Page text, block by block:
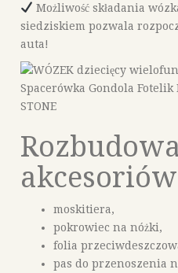
Możliwość składania
siedziskiem pozwala
auta!
moskitiera,
pokrowiec na nóżki,
folia
pas do przenoszenia